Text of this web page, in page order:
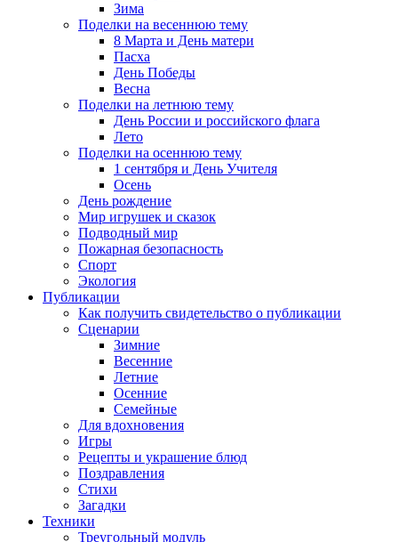
Зима
Поделки на весеннюю тему
8 Марта и День матери
Пасха
День Победы
Весна
Поделки на летнюю тему
День России и российского флага
Лето
Поделки на осеннюю тему
1 сентября и День Учителя
Осень
День рождение
Мир игрушек и сказок
Подводный мир
Пожарная безопасность
Спорт
Экология
Публикации
Как получить свидетельство о публикации
Сценарии
Зимние
Весенние
Летние
Осенние
Семейные
Для вдохновения
Игры
Рецепты и украшение блюд
Поздравления
Стихи
Загадки
Техники
Треугольный модуль